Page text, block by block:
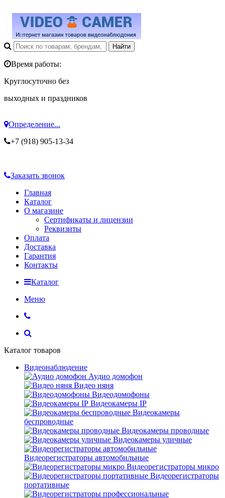
Время работы:
Круглосуточно без
выходных и праздников
Определение...
+7 (918) 905-13-34
Заказать звонок
Главная
Каталог
О магазине
Сертификаты и лицензии
Реквизиты
Оплата
Доставка
Гарантия
Контакты
Каталог
Меню
Каталог товаров
Видеонаблюдение
Аудио домофон
Видео няня
Видеодомофоны
Видеокамеры IP
Видеокамеры
беспроводные
Видеокамеры проводные
Видеокамеры уличные
Видеорегистраторы автомобильные
Видеорегистраторы микро
Видеорегистраторы
портативные